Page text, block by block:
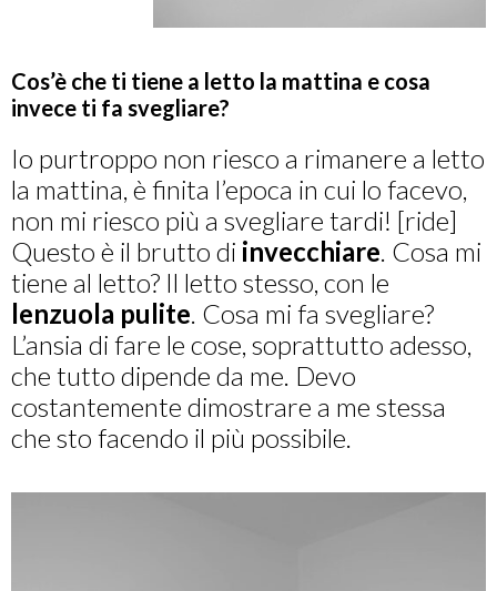
Cos’è che ti tiene a letto la mattina e cosa
invece ti fa svegliare?
Io purtroppo non riesco a rimanere a letto
la mattina, è finita l’epoca in cui lo facevo,
non mi riesco più a svegliare tardi! [ride]
Questo è il brutto di invecchiare . Cosa mi
tiene al letto? Il letto stesso, con le
lenzuola pulite . Cosa mi fa svegliare?
L’ansia di fare le cose, soprattutto adesso,
che tutto dipende da me. Devo
costantemente dimostrare a me stessa
che sto facendo il più possibile.